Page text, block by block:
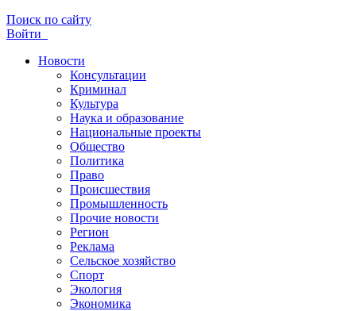
Поиск по сайту
Войти
Новости
Консультации
Криминал
Культура
Наука и образование
Национальные проекты
Общество
Политика
Право
Происшествия
Промышленность
Прочие новости
Регион
Реклама
Сельское хозяйство
Спорт
Экология
Экономика